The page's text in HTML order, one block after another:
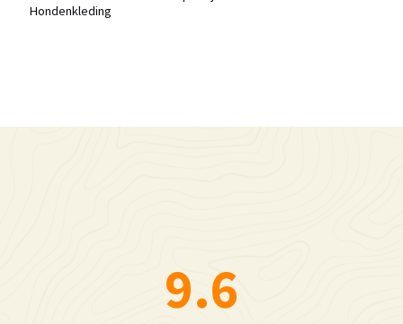
Hondenkleding
9.6